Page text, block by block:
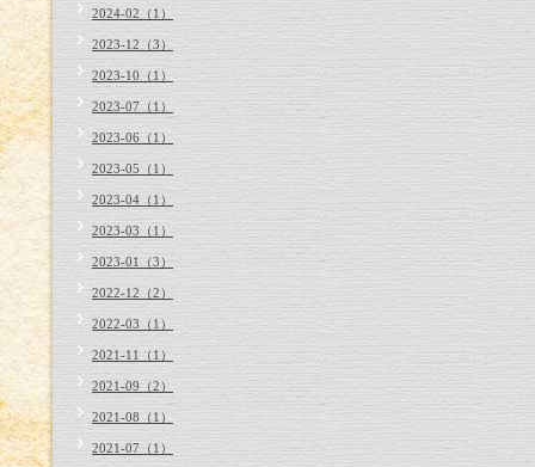
2024-02（1）
2023-12（3）
2023-10（1）
2023-07（1）
2023-06（1）
2023-05（1）
2023-04（1）
2023-03（1）
2023-01（3）
2022-12（2）
2022-03（1）
2021-11（1）
2021-09（2）
2021-08（1）
2021-07（1）